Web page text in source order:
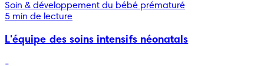
Soin & développement du bébé prématuré
5 min de lecture
L'équipe des soins intensifs néonatals
-